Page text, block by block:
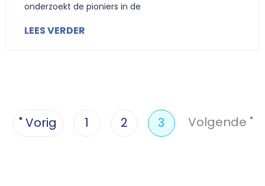
onderzoekt de pioniers in de
LEES VERDER
" Vorig 1 2 3 Volgende "